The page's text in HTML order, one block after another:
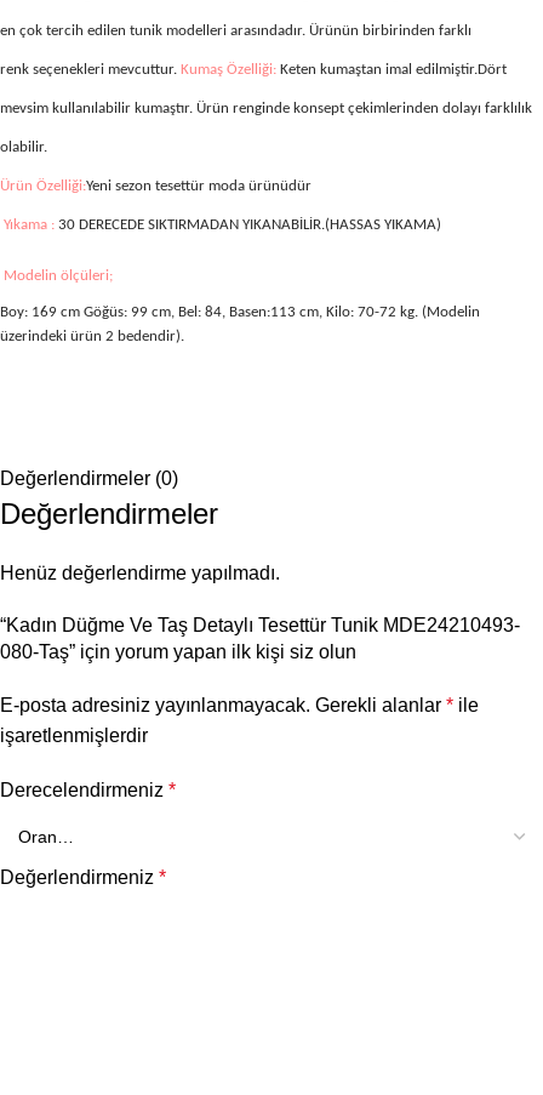
en çok tercih edilen tunik modelleri arasındadır. Ürünün birbirinden farklı
renk seçenekleri mevcuttur. Kumaş Özelliği: Keten kumaştan imal edilmiştir.Dört
mevsim kullanılabilir kumaştır. Ürün renginde konsept çekimlerinden dolayı farklılık
olabilir.
Ürün Özelliği:Yeni sezon tesettür moda ürünüdür
Yıkama : 30 DERECEDE SIKTIRMADAN YIKANABİLİR.(HASSAS YIKAMA)
Modelin ölçüleri;
Boy: 169 cm Göğüs: 99 cm, Bel: 84, Basen:113 cm, Kilo: 70-72 kg. (Modelin
üzerindeki ürün 2 bedendir).
Değerlendirmeler (0)
Değerlendirmeler
Henüz değerlendirme yapılmadı.
“Kadın Düğme Ve Taş Detaylı Tesettür Tunik MDE24210493-
080-Taş” için yorum yapan ilk kişi siz olun
E-posta adresiniz yayınlanmayacak. Gerekli alanlar * ile
işaretlenmişlerdir
Derecelendirmeniz *
Değerlendirmeniz *